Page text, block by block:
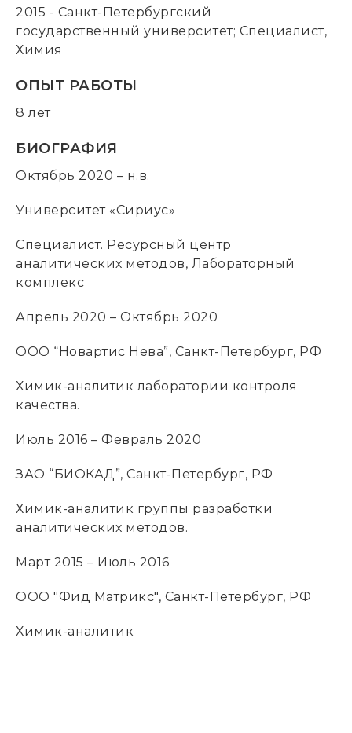
2015 - Санкт-Петербургский
государственный университет; Специалист,
Химия
ОПЫТ РАБОТЫ
8 лет
БИОГРАФИЯ
Октябрь 2020 – н.в.
Университет «Сириус»
Специалист. Ресурсный центр
аналитических методов, Лабораторный
комплекс
Апрель 2020 – Октябрь 2020
ООО “Новартис Нева”, Санкт-Петербург, РФ
Химик-аналитик лаборатории контроля
качества.
Июль 2016 – Февраль 2020
ЗАО “БИОКАД”, Санкт-Петербург, РФ
Химик-аналитик группы разработки
аналитических методов.
Март 2015 – Июль 2016
ООО "Фид Матрикс", Санкт-Петербург, РФ
Химик-аналитик